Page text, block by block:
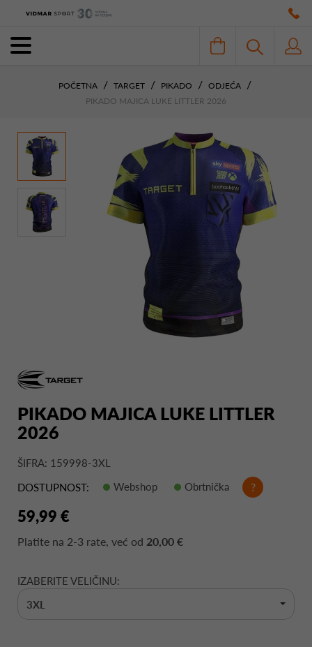
POČETNA TARGET PIKADO
ODJEĆA
PIKADO MAJICA LUKE LITTLER 2026
PIKADO MAJICA LUKE LITTLER
2026
ŠIFRA: 159998-3XL
DOSTUPNOST:
Webshop Obrtnička ?
59,99 €
Platite na 2-3 rate, već od 20,00 €
IZABERITE VELIČINU:
3XL